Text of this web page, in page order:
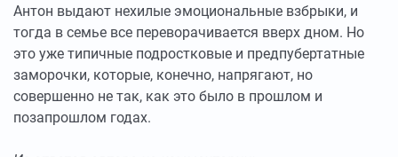
Антон выдают нехилые эмоциональные взбрыки, и
тогда в семье все переворачивается вверх дном. Но
это уже типичные подростковые и предпубертатные
заморочки, которые, конечно, напрягают, но
совершенно не так, как это было в прошлом и
позапрошлом годах.